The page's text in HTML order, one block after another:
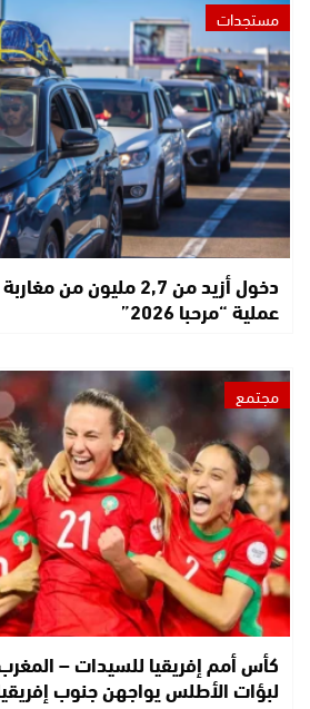
مستجدات
دخول أزيد من 2,7 مليون
عملية “مرحبا 2026”
مجتمع
لبؤات الأطلس يواجهن جنوب